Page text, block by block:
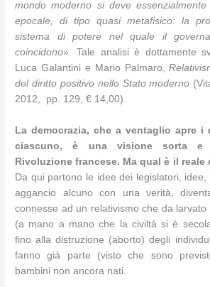
mondo moderno si deve
epocale, di tipo quasi metafisico: la
sistema di potere nel quale il
coincidono». Tale analisi è dottamente
Luca Galantini e Mario Palmaro,
del diritto positivo nello Stato moderno
2012, pp. 129, € 14,00).
La democrazia, che a ventaglio apre
ciascuno, è una visione sorta e
Rivoluzione francese. Ma qual è il
Da qui partono le idee dei legislatori,
aggancio alcuno con una verità,
connesse ad un relativismo che da
(a mano a mano che la civiltà si è
fino alla distruzione (aborto) degli
fanno già parte (visto che sono
bambini non ancora nati.